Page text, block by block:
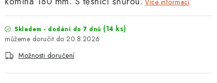
Více informací
Skladem - dodání do 7 dnů (14 ks)
20.8.2026
Možnosti doručení